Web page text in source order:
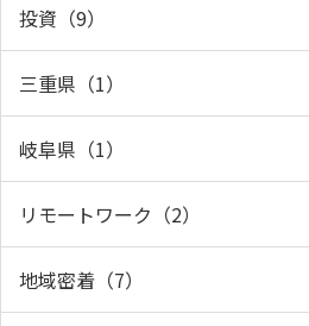
投資（9）
三重県（1）
岐阜県（1）
リモートワーク（2）
地域密着（7）